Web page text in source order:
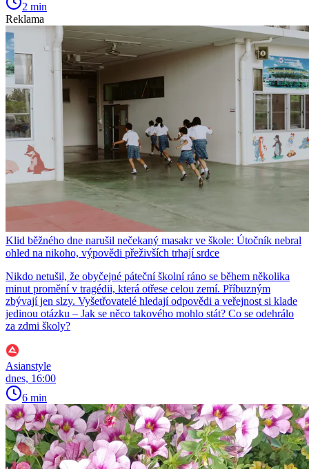
2 min
Reklama
Klid běžného dne narušil nečekaný masakr ve škole: Útočník nebral
ohled na nikoho, výpovědi přeživších trhají srdce
Nikdo netušil, že obyčejné páteční školní ráno se během několika
minut promění v tragédii, která otřese celou zemí. Příbuzným
zbývají jen slzy. Vyšetřovatelé hledají odpovědi a veřejnost si klade
jedinou otázku – Jak se něco takového mohlo stát? Co se odehrálo
za zdmi školy?
Asianstyle
dnes, 16:00
6 min